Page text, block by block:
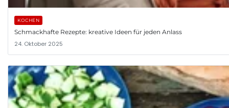
KOCHEN
Schmackhafte Rezepte: kreative Ideen für jeden Anlass
24. Oktober 2025